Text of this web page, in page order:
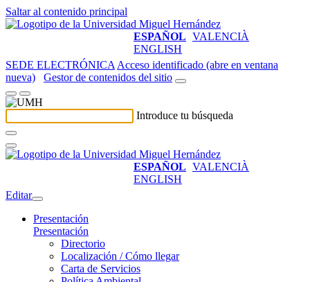
Saltar al contenido principal
ESPAÑOL VALENCIÀ
ENGLISH
SEDE ELECTRÓNICA Acceso identificado (abre en ventana
nueva)
Gestor de contenidos del sitio
Introduce tu búsqueda
ESPAÑOL VALENCIÀ
ENGLISH
Editar
Presentación
Presentación
Directorio
Localización / Cómo llegar
Carta de Servicios